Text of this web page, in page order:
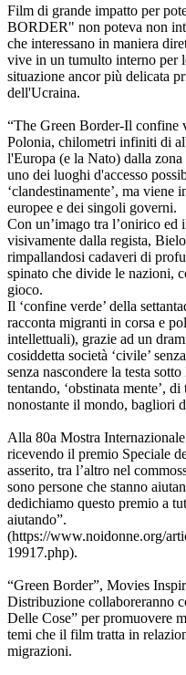
Film di grande impatto per
BORDER" non poteva non
che interessano in maniera
vive in un tumulto interno per
situazione ancor più delicata
dell'Ucraina.
“The Green Border-Il confine
Polonia, chilometri infiniti di
l'Europa (e la Nato) dalla
uno dei luoghi d'accesso
‘clandestinamente’, ma
europee e dei singoli governi.
Con un’imago tra l’onirico ed
visivamente dalla regista,
rimpallandosi cadaveri di
spinato che divide le nazioni,
gioco.
Il ‘confine verde’ della
racconta migranti in corsa e
intellettuali), grazie ad un
cosiddetta società ‘civile’
senza nascondere la testa
tentando, ‘obstinata mente’,
nonostante il mondo, bagliori
Alla 80a Mostra
ricevendo il premio Speciale
asserito, tra l’altro nel
sono persone che stanno
dedichiamo questo premio a
aiutando”.
(https://www.noidonne.org/
19917.php).
“Green Border”, Movies
Distribuzione collaboreranno
Delle Cose” per promuovere
temi che il film tratta in
migrazioni.